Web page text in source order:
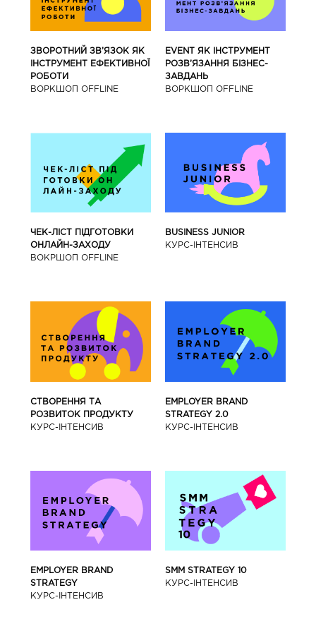
ЗВОРОТНИЙ ЗВ’ЯЗОК ЯК
ІНСТРУМЕНТ ЕФЕКТИВНОЇ
РОБОТИ
ВОРКШОП OFFLINE
EVENT ЯК ІНСТРУМЕНТ
РОЗВ’ЯЗАННЯ БІЗНЕС-
ЗАВДАНЬ
ВОРКШОП OFFLINE
ЧЕК-ЛІСТ ПІДГОТОВКИ
ОНЛАЙН-ЗАХОДУ
ВОКРШОП OFFLINE
BUSINESS JUNIOR
КУРС-IНТЕНСИВ
СТВОРЕННЯ ТА
РОЗВИТОК ПРОДУКТУ
КУРС-IНТЕНСИВ
EMPLOYER BRAND
STRATEGY 2.0
КУРС-IНТЕНСИВ
EMPLOYER BRAND
STRATEGY
КУРС-IНТЕНСИВ
SMM STRATEGY 10
КУРС-IНТЕНСИВ